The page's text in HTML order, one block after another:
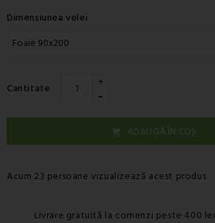
Dimensiunea velei
Cantitate +
-
 ADAUGĂ ÎN COȘ
Acum 23 persoane vizualizează acest produs
Livrare gratuită la comenzi peste 400 lei